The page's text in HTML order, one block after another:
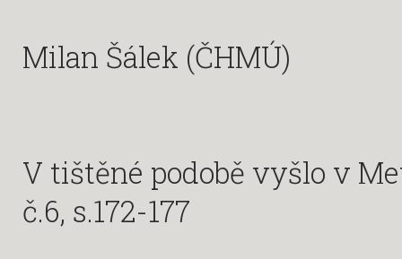
Milan Šálek (ČHMÚ)
V tištěné podobě vyšlo v
č.6, s.172-177